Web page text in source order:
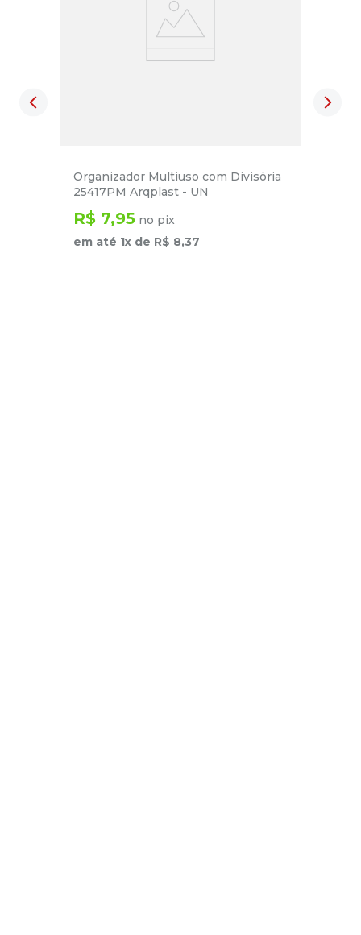
Organizador Multiuso com Divisória
25417PM Arqplast - UN
R$ 7,95 no pix
em até 1x de R$ 8,37